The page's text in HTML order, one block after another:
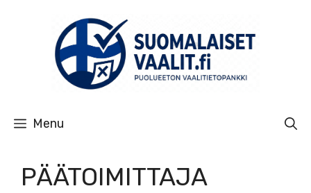
Menu
PÄÄTOIMITTAJA